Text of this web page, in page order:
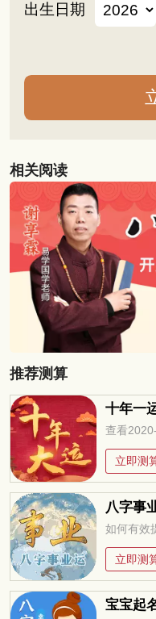
出生日期
相关阅读
推荐测算
十年一
查看
立即测
八字事
如何有效
立即测
宝宝起